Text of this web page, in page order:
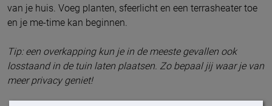
van je huis. Voeg planten, sfeerlicht en een terrasheater toe
en je me-time kan beginnen.
Tip: een overkapping kun je in de meeste gevallen ook
losstaand in de tuin laten plaatsen. Zo bepaal jij waar je van
meer privacy geniet!